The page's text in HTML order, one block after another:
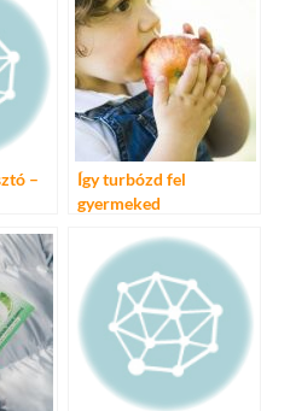
–
Így turbózd fel
gyermeked
őszi szünetben